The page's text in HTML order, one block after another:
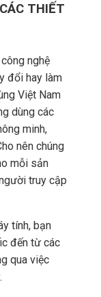
THIẾT
nghệ
đổi hay làm
Việt Nam
dùng các
minh,
nên chúng
mỗi sản
truy cập
tính, bạn
đến từ các
qua việc